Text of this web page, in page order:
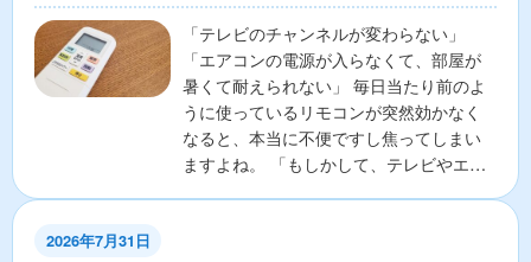
「テレビのチャンネルが変わらない」
「エアコンの電源が入らなくて、部屋が
暑くて耐えられない」 毎日当たり前のよ
うに使っているリモコンが突然効かなく
なると、本当に不便ですし焦ってしまい
ますよね。 「もしかして、テレビやエア
2026年7月31日